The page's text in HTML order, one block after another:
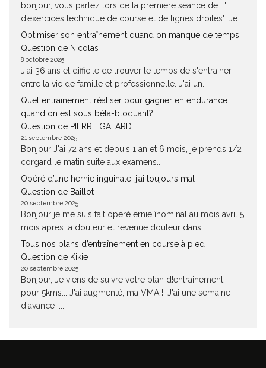
bonjour, vous parlez lors de la premiere séance de : "
d’exercices technique de course et de lignes droites". Je...
Optimiser son entraînement quand on manque de temps
Question de Nicolas
8 octobre 2025
J'ai 36 ans et difficile de trouver le temps de s'entrainer
entre la vie de famille et professionnelle. J'ai un...
Quel entrainement réaliser pour gagner en endurance
quand on est sous béta-bloquant?
Question de PIERRE GATARD
21 septembre 2025
Bonjour J'ai 72 ans et depuis 1 an et 6 mois, je prends 1/2
corgard le matin suite aux examens...
Opéré d’une hernie inguinale, j’ai toujours mal !
Question de Baillot
20 septembre 2025
Bonjour je me suis fait opéré ernie înominal au mois avril 5
mois apres la douleur et revenue douleur dans...
Tous nos plans d’entraînement en course à pied
Question de Kikie
20 septembre 2025
Bonjour, Je viens de suivre votre plan d!entrainement,
pour 5kms... J'ai augmenté, ma VMA !! J'ai une semaine
d'avance ,...